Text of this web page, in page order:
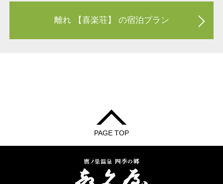
離れ 【喜楽荘】 の宿泊プラン
PAGE TOP